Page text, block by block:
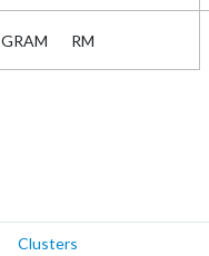
GRAM RM
Clusters